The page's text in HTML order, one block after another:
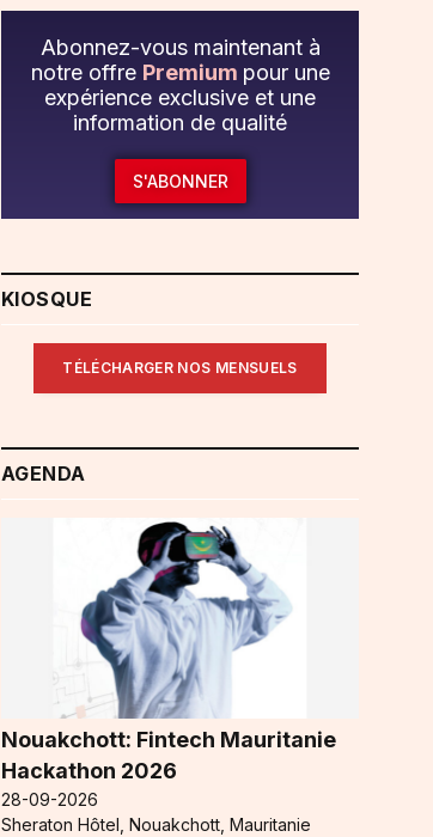
Abonnez-vous maintenant à
notre offre Premium pour une
expérience exclusive et une
information de qualité
S'ABONNER
KIOSQUE
TÉLÉCHARGER NOS MENSUELS
AGENDA
Nouakchott: Fintech Mauritanie
Hackathon 2026
28-09-2026
Sheraton Hôtel, Nouakchott, Mauritanie